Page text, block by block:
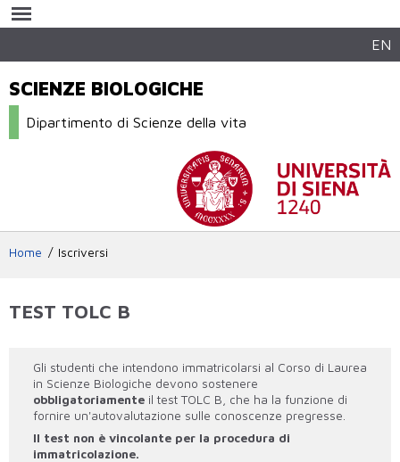
contenuto
EN
SCIENZE BIOLOGICHE
Dipartimento di Scienze della vita
Home Iscriversi
TEST TOLC B
Gli studenti che intendono immatricolarsi al Corso di Laurea
in Scienze Biologiche devono sostenere
obbligatoriamenteil test TOLC B, che ha la funzione di
fornire un'autovalutazione sulle conoscenze pregresse.
Il test non è vincolante per la procedura di
immatricolazione.